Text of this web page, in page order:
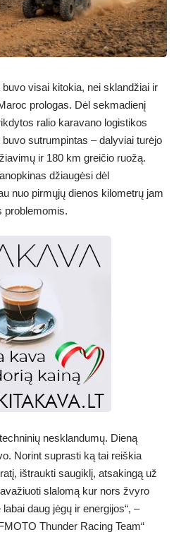
visai kitokia, nei sklandžiai ir
prologas. Dėl sekmadienį
ralio karavano logistikos
sutrumpintas – dalyviai turėjo
ir 180 km greičio ruožą.
džiaugėsi dėl
nuo pirmųjų dienos kilometrų jam
problemomis.
nesklandumų. Dieną
Norint suprasti ką tai reiškia
ištraukti saugiklį, atsakingą už
slalomą kur nors žvyro
daug jėgų ir energijos“, –
Thunder Racing Team“